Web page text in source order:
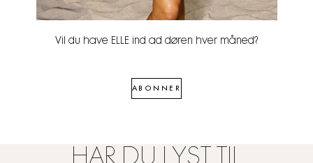
Vil du have ELLE ind ad døren hver måned?
ABONNER
HAR DU LYST TIL